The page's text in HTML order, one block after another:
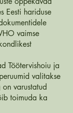
Eesti hariduse
vaimse
Töötervishoiu ja
valitakse
varustatud
toimuda ka